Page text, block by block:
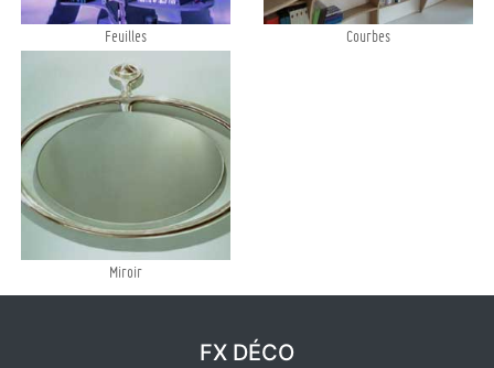
Feuilles Courbes
Miroir
FX DÉCO